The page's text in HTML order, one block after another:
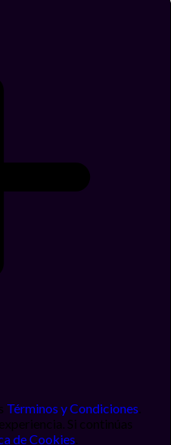
Términos y Condiciones.
Si continúas
de Cookies.